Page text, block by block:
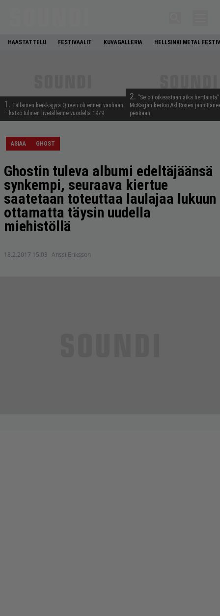
HAASTATTELU FESTIVAALIT KUVAGALLERIA HELLSINKI METAL
1. Tällainen keikkajyrä Queen oli ennen vanhaan
– katso tulinen livetallenne vuodelta 1979
2. ”Se oli oikeastaan aika
McKagan kertoo Axl Rosen
pestiään
ASIAA GHOST
Ghostin tuleva albumi edeltäjäänsä
synkempi, seuraava kiertue
saatetaan toteuttaa laulajaa lukuun
ottamatta täysin uudella
miehistöllä
18.2.2017 15:03 Anssi Eriksson